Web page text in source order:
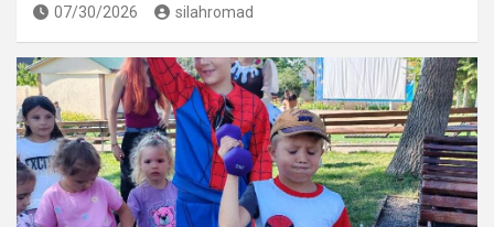
07/30/2026 silahromad